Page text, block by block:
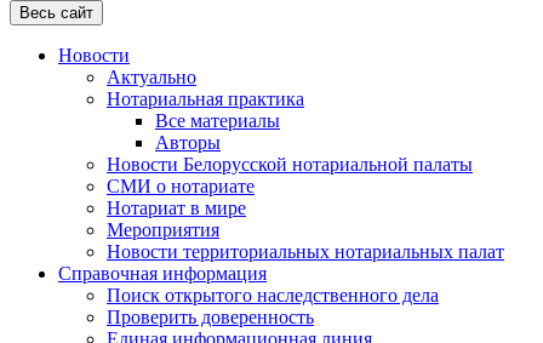
Весь сайт
Новости
Актуально
Нотариальная практика
Все материалы
Авторы
Новости Белорусской нотариальной палаты
СМИ о нотариате
Нотариат в мире
Мероприятия
Новости территориальных нотариальных палат
Справочная информация
Поиск открытого наследственного дела
Проверить доверенность
Единая информационная линия